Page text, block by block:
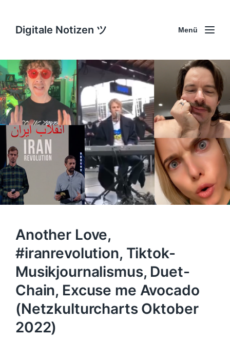
Digitale Notizen ツ Menü
Another Love,
#iranrevolution, Tiktok-
Musikjournalismus, Duet-
Chain, Excuse me Avocado
(Netzkulturcharts Oktober
2022)